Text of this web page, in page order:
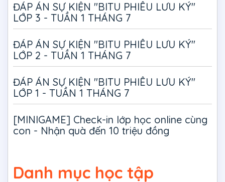
ĐÁP ÁN SỰ KIỆN "BITU PHIÊU LƯU KÝ"
LỚP 3 - TUẦN 1 THÁNG 7
ĐÁP ÁN SỰ KIỆN "BITU PHIÊU LƯU KÝ"
LỚP 2 - TUẦN 1 THÁNG 7
ĐÁP ÁN SỰ KIỆN "BITU PHIÊU LƯU KÝ"
LỚP 1 - TUẦN 1 THÁNG 7
[MINIGAME] Check-in lớp học online cùng
con - Nhận quà đến 10 triệu đồng
Danh mục học tập